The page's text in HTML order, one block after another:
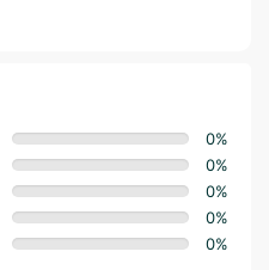
0%
0%
0%
0%
0%